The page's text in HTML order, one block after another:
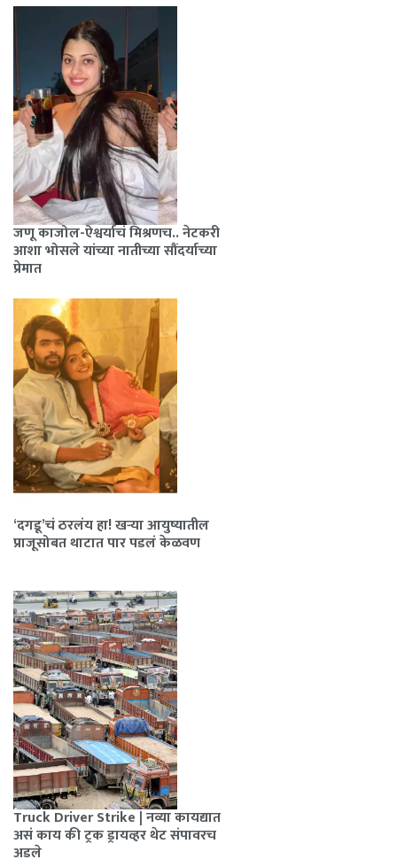
जणू काजोल-ऐश्वर्याचं मिश्रणच.. नेटकरी
आशा भोसले यांच्या नातीच्या सौंदर्याच्या
प्रेमात
‘दगडू’चं ठरलंय हा! खऱ्या आयुष्यातील
प्राजूसोबत थाटात पार पडलं केळवण
Truck Driver Strike | नव्या कायद्यात
असं काय की ट्रक ड्रायव्हर थेट संपावरच
अडले